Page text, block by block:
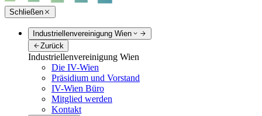
Schließen
Industriellenvereinigung Wien
Zurück
Industriellenvereinigung Wien
Die IV-Wien
Präsidium und Vorstand
IV-Wien Büro
Mitglied werden
Kontakt